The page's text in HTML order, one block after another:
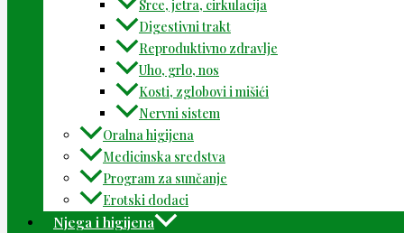
Srce, jetra, cirkulacija
Digestivni trakt
Reproduktivno zdravlje
Uho, grlo, nos
Kosti, zglobovi i mišići
Nervni sistem
Oralna higijena
Medicinska sredstva
Program za sunčanje
Erotski dodaci
Njega i higijena